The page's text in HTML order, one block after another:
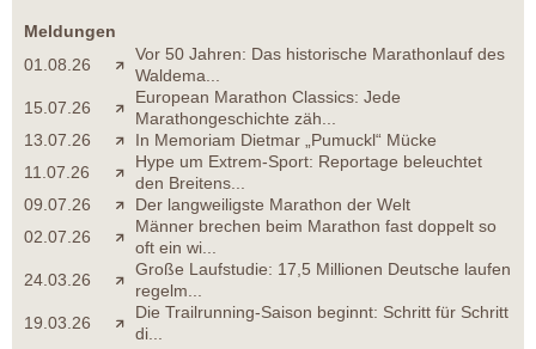
Meldungen
01.08.26
Vor 50 Jahren: Das historische Marathonlauf des
Waldema...
15.07.26
European Marathon Classics: Jede
Marathongeschichte zäh...
13.07.26
In Memoriam Dietmar „Pumuckl“ Mücke
11.07.26
Hype um Extrem-Sport: Reportage beleuchtet
den Breitens...
09.07.26
Der langweiligste Marathon der Welt
02.07.26
Männer brechen beim Marathon fast doppelt so
oft ein wi...
24.03.26
Große Laufstudie: 17,5 Millionen Deutsche laufen
regelm...
19.03.26
Die Trailrunning-Saison beginnt: Schritt für Schritt
di...